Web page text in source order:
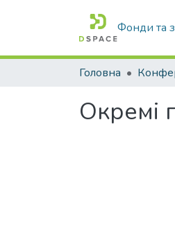
Фонди та
Головна
Окремі